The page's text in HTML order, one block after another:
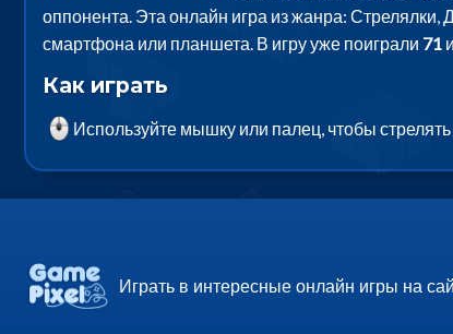
оппонента. Эта онлайн игра из жанра:
смартфона или планшета. В игру уже поиграли 71
Как играть
Используйте мышку или палец, чтобы стрелять
Играть в интересные онлайн игры на